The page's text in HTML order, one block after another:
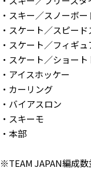
・スキー／スノーボー
・スケート／スピード
・スケート／フィギ
・スケート／ショート
・アイスホッケー
・カーリング
・バイアスロン
・スキーモ
・本部
※TEAM JAPAN編成